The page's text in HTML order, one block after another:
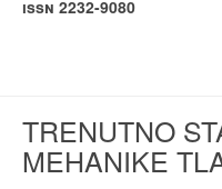
ISSN 2232-9080
TRENUTNO
MEHANIKE